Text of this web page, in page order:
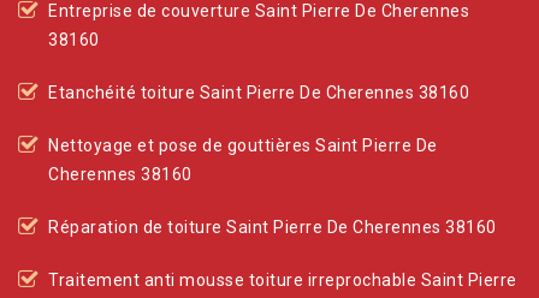
Entreprise de couverture Saint Pierre De Cherennes
38160
Etanchéité toiture Saint Pierre De Cherennes 38160
Nettoyage et pose de gouttières Saint Pierre De
Cherennes 38160
Réparation de toiture Saint Pierre De Cherennes 38160
Traitement anti mousse toiture irreprochable Saint Pierre